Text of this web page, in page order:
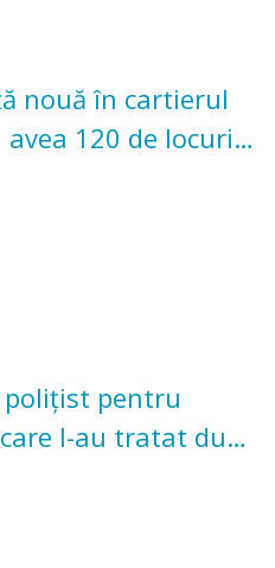
nouă în cartierul
120 de locuri
polițist pentru
l-au tratat după